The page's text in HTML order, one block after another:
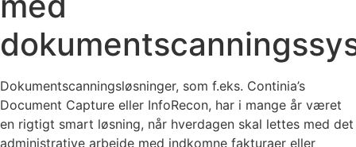
Dokumentscanningsløsninger, som f.eks. Continia’s
Document Capture eller InfoRecon, har i mange år været
en rigtigt smart løsning, når hverdagen skal lettes med det
administrative arbejde med indkomne fakturaer eller